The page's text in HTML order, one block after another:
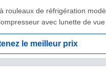
rouleaux de réfrigération
avec lunette de vue
le meilleur prix